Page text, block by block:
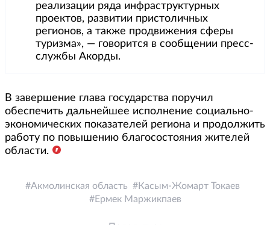
реализации ряда инфраструктурных
проектов, развитии пристоличных
регионов, а также продвижения сферы
туризма», — говорится в сообщении пресс-
службы Акорды.
В завершение глава государства поручил
обеспечить дальнейшее исполнение социально-
экономических показателей региона и продолжить
работу по повышению благосостояния жителей
области.
Акмолинская область
Касым-Жомарт Токаев
Ермек Маржикпаев